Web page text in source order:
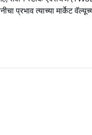
त्याच्या मार्केट